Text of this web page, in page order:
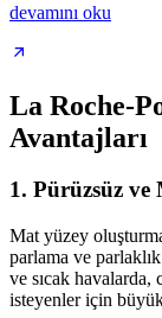
devamını oku
La Roche-
Avantajları
1. Pürüzsüz
Mat yüzey
parlama ve
ve sıcak havalarda,
isteyenler için